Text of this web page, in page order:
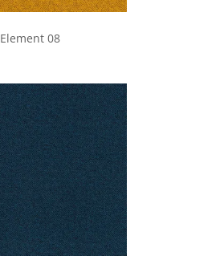
Element 08